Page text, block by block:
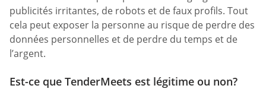
publicités irritantes, de robots et de faux profils. Tout
cela peut exposer la personne au risque de perdre des
données personnelles et de perdre du temps et de
l’argent.
Est-ce que TenderMeets est légitime ou non?